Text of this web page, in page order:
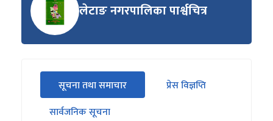
लेटाङ नगरपालिका पार्श्वचित्र
सीधा
पहिलो
ट्याबको
सूचना तथा समाचार
(सक्रिय ट्याब)
प्रेस विज्ञप्ति
सार्वजनिक सूचना